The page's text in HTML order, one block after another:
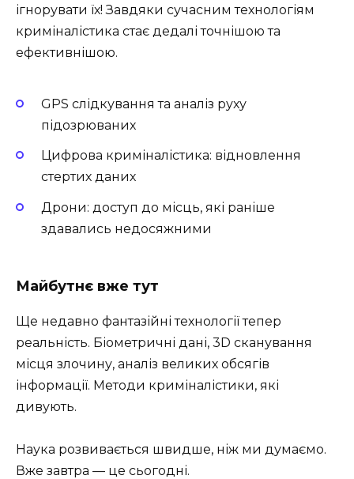
ігнорувати їх! Завдяки сучасним технологіям
криміналістика стає дедалі точнішою та
ефективнішою.
GPS слідкування та аналіз руху
підозрюваних
Цифрова криміналістика: відновлення
стертих даних
Дрони: доступ до місць, які раніше
здавались недосяжними
Майбутнє вже тут
Ще недавно фантазійні технології тепер
реальність. Біометричні дані, 3D сканування
місця злочину, аналіз великих обсягів
інформації. Методи криміналістики, які
дивують.
Наука розвивається швидше, ніж ми думаємо.
Вже завтра — це сьогодні.